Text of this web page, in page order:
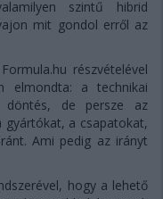
szintű hibrid
mit gondol erről az
részvételével
elmondta: a technikai
de persze az
gyártókat, a csapatokat,
Ami pedig az irányt
hogy a lehető